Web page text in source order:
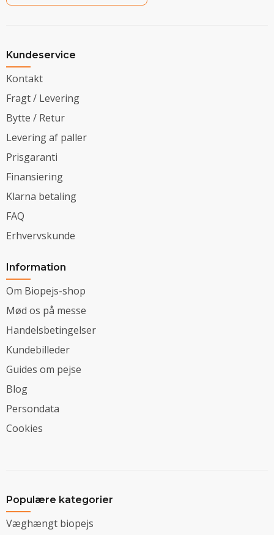
Kundeservice
Kontakt
Fragt / Levering
Bytte / Retur
Levering af paller
Prisgaranti
Finansiering
Klarna betaling
FAQ
Erhvervskunde
Information
Om Biopejs-shop
Mød os på messe
Handelsbetingelser
Kundebilleder
Guides om pejse
Blog
Persondata
Cookies
Populære kategorier
Væghængt biopejs